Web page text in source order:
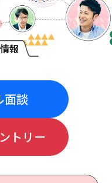
報
面談
トリー